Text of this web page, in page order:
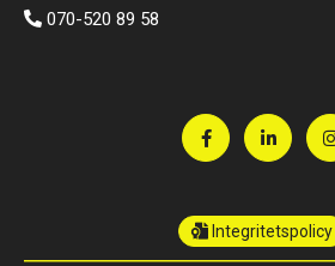
070-520 89 58
Integritetspolicy